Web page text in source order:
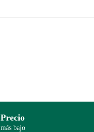
Precio
más bajo